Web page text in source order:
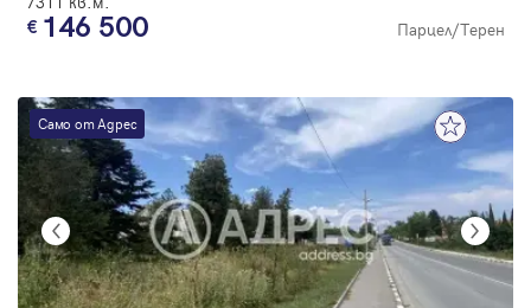
146 500 Парцел/Терен
Само от Адрес